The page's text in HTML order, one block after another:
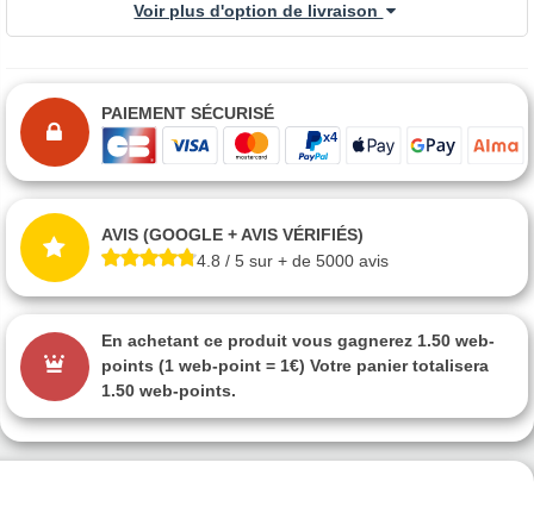
Voir plus d'option de livraison
PAIEMENT SÉCURISÉ
AVIS (GOOGLE + AVIS VÉRIFIÉS)
4.8 / 5 sur + de 5000 avis
En achetant ce produit vous gagnerez 1.50 web-
points (1 web-point = 1€) Votre panier totalisera
1.50 web-points.